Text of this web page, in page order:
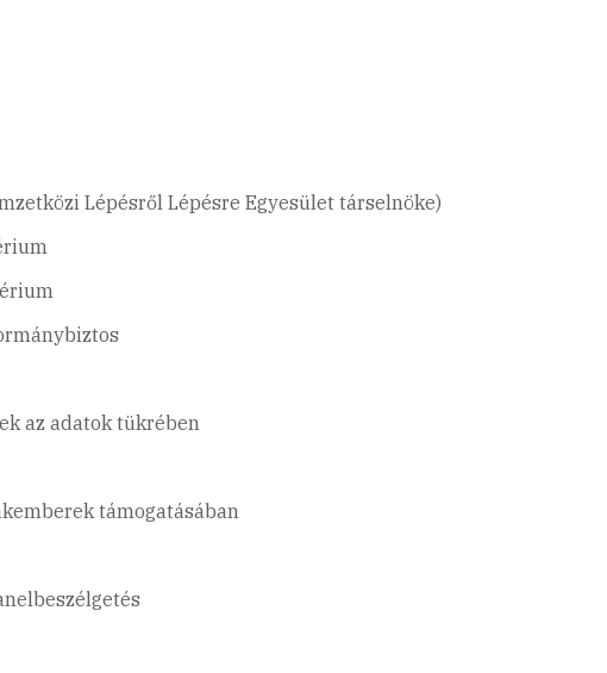
Lépésről Lépésre Egyesület társelnöke)
az adatok tükrében
támogatásában